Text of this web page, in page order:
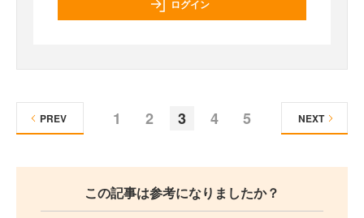
ログイン
1 2 3 4 5
PREV NEXT
この記事は参考になりましたか？